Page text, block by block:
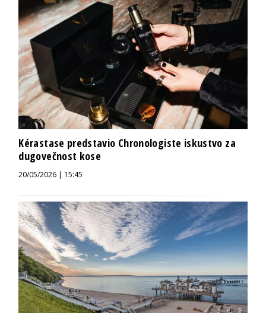
Kérastase predstavio Chronologiste iskustvo za
dugovečnost kose
20/05/2026 | 15:45